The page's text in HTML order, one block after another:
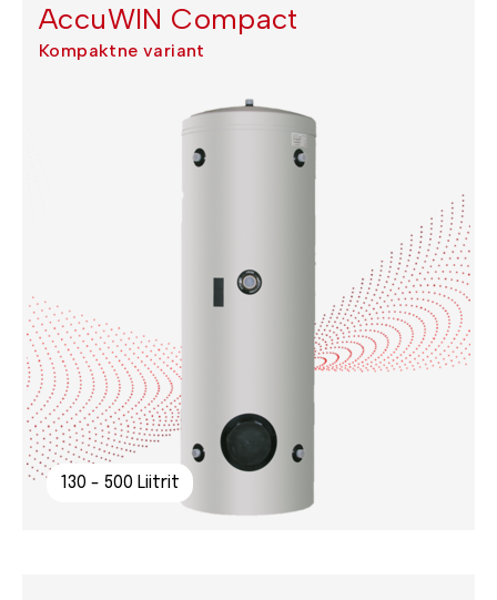
AccuWIN Compact
Kompaktne variant
130 - 500 Liitrit